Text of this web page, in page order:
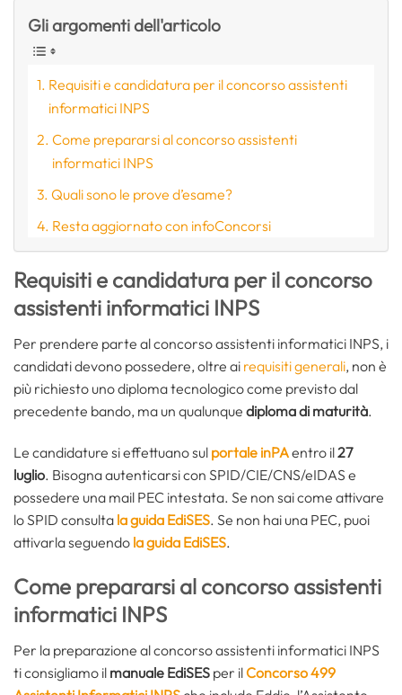
Gli argomenti dell'articolo
Requisiti e candidatura per il concorso assistenti
informatici INPS
Come prepararsi al concorso assistenti
informatici INPS
Quali sono le prove d’esame?
Resta aggiornato con infoConcorsi
Requisiti e candidatura per il concorso
assistenti informatici INPS
Per prendere parte al concorso assistenti informatici INPS, i
candidati devono possedere, oltre ai requisiti generali, non è
più richiesto uno diploma tecnologico come previsto dal
precedente bando, ma un qualunque diploma di maturità.
Le candidature si effettuano sul portale inPAentro il27
luglio. Bisogna autenticarsi con SPID/CIE/CNS/eIDAS e
possedere una mail PEC intestata. Se non sai come attivare
lo SPID consulta la guida EdiSES. Se non hai una PEC, puoi
attivarla seguendo la guida EdiSES.
Come prepararsi al concorso assistenti
informatici INPS
Per la preparazione al concorso assistenti informatici INPS
ti consigliamo il manuale EdiSES per ilConcorso 499